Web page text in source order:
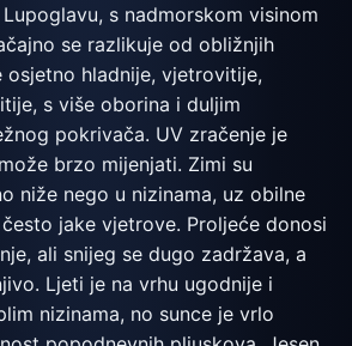
s nadmorskom visinom
se razlikuje od obližnjih
osjetno hladnije, vjetrovitije,
s više oborina i duljim
pokrivača. UV zračenje je
brzo mijenjati. Zimi su
niže nego u nizinama, uz obilne
jake vjetrove. Proljeće donosi
ali snijeg se dugo zadržava, a
Ljeti je na vrhu ugodnije i
nizinama, no sunce je vrlo